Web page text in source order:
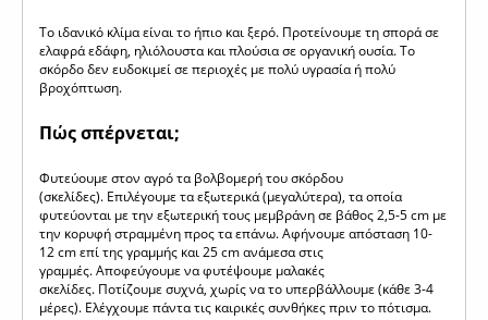
To ιδανικό κλίμα είναι το ήπιο και ξερό. Προτείνουμε τη σπορά σε
ελαφρά εδάφη, ηλιόλουστα και πλούσια σε οργανική ουσία. Το
σκόρδο δεν ευδοκιμεί σε περιοχές με πολύ υγρασία ή πολύ
βροχόπτωση.
Πώς σπέρνεται;
Φυτεύουμε στον αγρό τα βολβομερή του σκόρδου
(σκελίδες). Επιλέγουμε τα εξωτερικά (μεγαλύτερα), τα οποία
φυτεύονται με την εξωτερική τους μεμβράνη σε βάθος 2,5-5 cm με
την κορυφή στραμμένη προς τα επάνω. Αφήνουμε απόσταση 10-
12 cm επί της γραμμής και 25 cm ανάμεσα στις
γραμμές. Αποφεύγουμε να φυτέψουμε μαλακές
σκελίδες. Ποτίζουμε συχνά, χωρίς να το υπερβάλλουμε (κάθε 3-4
μέρες). Ελέγχουμε πάντα τις καιρικές συνθήκες πριν το πότισμα.